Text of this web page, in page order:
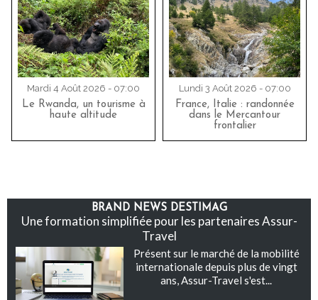
Mardi 4 Août 2026 - 07:00
Le Rwanda, un tourisme à
haute altitude
Lundi 3 Août 2026 - 07:00
France, Italie : randonnée
dans le Mercantour
frontalier
BRAND NEWS DESTIMAG
Une formation simplifiée pour les partenaires Assur-
Travel
Présent sur le marché de la mobilité
internationale depuis plus de vingt
ans, Assur-Travel s'est...